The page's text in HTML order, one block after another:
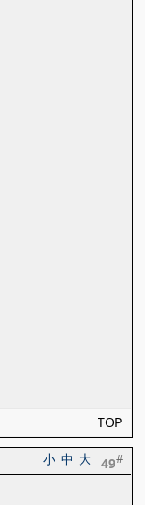
TOP
49#
大
中
小